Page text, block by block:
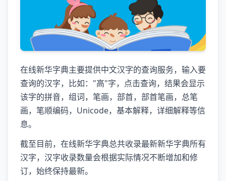
在线新华字典主要提供中文汉字的查询服务，输入要
查询的汉字，比如："高"字，点击查询，结果会显示
该字的拼音，组词，笔画，部首，部首笔画，总笔
画，笔顺编码，Unicode，基本解释，详细解释等信
息。
截至目前，在线新华字典总共收录最新新华字典所有
汉字，汉字收录数量会根据实际情况不断增加和修
订，始终保持最新。